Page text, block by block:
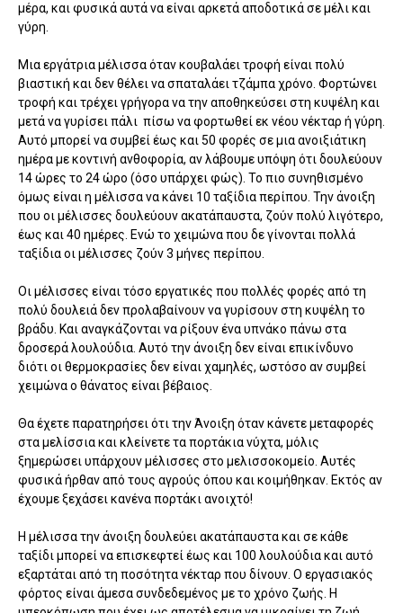
μέρα, και φυσικά αυτά να είναι αρκετά αποδοτικά σε μέλι και
γύρη.
Μια εργάτρια μέλισσα όταν κουβαλάει τροφή είναι πολύ
βιαστική και δεν θέλει να σπαταλάει τζάμπα χρόνο. Φορτώνει
τροφή και τρέχει γρήγορα να την αποθηκεύσει στη κυψέλη και
μετά να γυρίσει πάλι πίσω να φορτωθεί εκ νέου νέκταρ ή γύρη.
Αυτό μπορεί να συμβεί έως και 50 φορές σε μια ανοιξιάτικη
ημέρα με κοντινή ανθοφορία, αν λάβουμε υπόψη ότι δουλεύουν
14 ώρες το 24 ώρο (όσο υπάρχει φώς). Το πιο συνηθισμένο
όμως είναι η μέλισσα να κάνει 10 ταξίδια περίπου. Την άνοιξη
που οι μέλισσες δουλεύουν ακατάπαυστα, ζούν πολύ λιγότερο,
έως και 40 ημέρες. Ενώ το χειμώνα που δε γίνονται πολλά
ταξίδια οι μέλισσες ζούν 3 μήνες περίπου.
Οι μέλισσες είναι τόσο εργατικές που πολλές φορές από τη
πολύ δουλειά δεν προλαβαίνουν να γυρίσουν στη κυψέλη το
βράδυ. Και αναγκάζονται να ρίξουν ένα υπνάκο πάνω στα
δροσερά λουλούδια. Αυτό την άνοιξη δεν είναι επικίνδυνο
διότι οι θερμοκρασίες δεν είναι χαμηλές, ωστόσο αν συμβεί
χειμώνα ο θάνατος είναι βέβαιος.
Θα έχετε παρατηρήσει ότι την Άνοιξη όταν κάνετε μεταφορές
στα μελίσσια και κλείνετε τα πορτάκια νύχτα, μόλις
ξημερώσει υπάρχουν μέλισσες στο μελισσοκομείο. Αυτές
φυσικά ήρθαν από τους αγρούς όπου και κοιμήθηκαν. Εκτός αν
έχουμε ξεχάσει κανένα πορτάκι ανοιχτό!
Η μέλισσα την άνοιξη δουλεύει ακατάπαυστα και σε κάθε
ταξίδι μπορεί να επισκεφτεί έως και 100 λουλούδια και αυτό
εξαρτάται από τη ποσότητα νέκταρ που δίνουν. Ο εργασιακός
φόρτος είναι άμεσα συνδεδεμένος με το χρόνο ζωής. Η